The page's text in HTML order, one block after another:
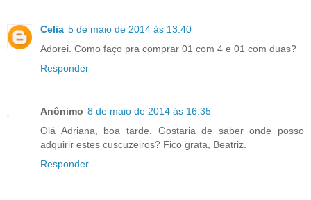
Celia 5 de maio de 2014 às 13:40
Adorei. Como faço pra comprar 01 com 4 e 01 com duas?
Responder
Anônimo 8 de maio de 2014 às 16:35
Olá Adriana, boa tarde. Gostaria de saber onde posso
adquirir estes cuscuzeiros? Fico grata, Beatriz.
Responder